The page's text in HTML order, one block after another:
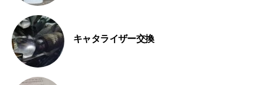
キャタライザー交換